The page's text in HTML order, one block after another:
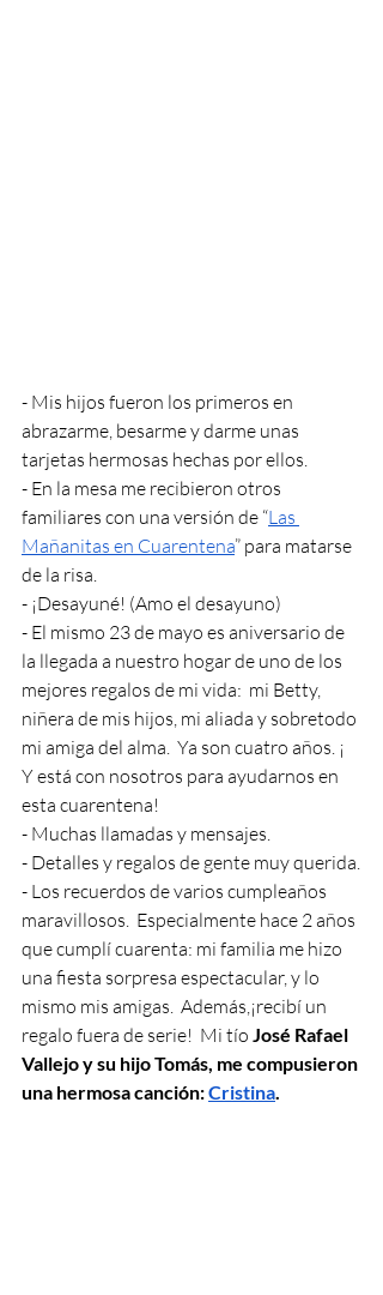
- Mis hijos fueron los primeros en
abrazarme, besarme y darme unas
tarjetas hermosas hechas por ellos.
- En la mesa me recibieron otros
familiares con una versión de “Las
Mañanitas en Cuarentena” para matarse
de la risa.
- ¡Desayuné! (Amo el desayuno)
- El mismo 23 de mayo es aniversario de
la llegada a nuestro hogar de uno de los
mejores regalos de mi vida:  mi Betty,
niñera de mis hijos, mi aliada y sobretodo
mi amiga del alma.  Ya son cuatro años. ¡
Y está con nosotros para ayudarnos en
esta cuarentena!
- Muchas llamadas y mensajes.
- Detalles y regalos de gente muy querida.
- Los recuerdos de varios cumpleaños
maravillosos.  Especialmente hace 2 años
que cumplí cuarenta: mi familia me hizo
una fiesta sorpresa espectacular, y lo
mismo mis amigas.  Además,¡recibí un
regalo fuera de serie!  Mi tío José Rafael
Vallejo y su hijo Tomás, me compusieron
una hermosa canción: Cristina.